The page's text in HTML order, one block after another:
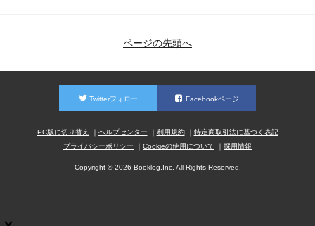
ページの先頭へ
Twitterフォロー Facebookページ
PC版に切り替え ヘルプセンター 利用規約
特定商取引法に基づく表記
プライバシーポリシー
Cookieの使用について 採用情報
Copyright © 2026 Booklog,Inc. All Rights Reserved.